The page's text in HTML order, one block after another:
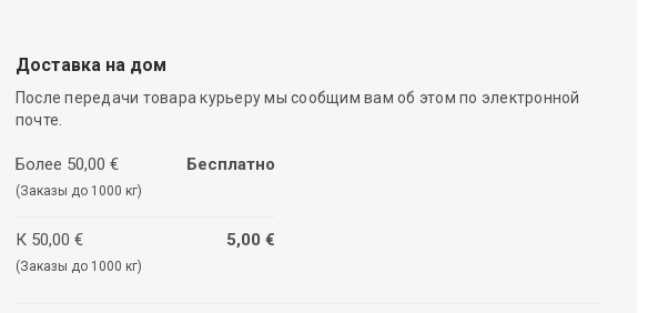
Доставка на дом
После передачи товара курьеру мы сообщим вам об этом по электронной
почте.
Более 50,00 €
(Заказы до 1000 кг)
Бесплатно
К 50,00 €
(Заказы до 1000 кг)
5,00 €